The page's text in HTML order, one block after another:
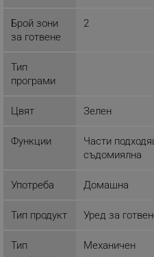
Брой зони
за готвене
2
Тип
програми
Цвят Зелен
Функции
Части
съдомиялна
Употреба Домашна
Тип продукт Уред за
Тип
Механичен
Таргетиране
Строго необходимите
акаунта. Уебсайтът
click_code_ps